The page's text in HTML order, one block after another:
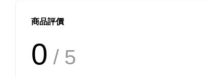
商品評價
0 / 5